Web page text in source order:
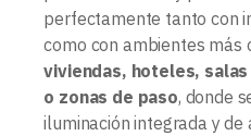
perfectamente tanto con
como con ambientes más
viviendas, hoteles,
o zonas de paso, donde
iluminación integrada y de